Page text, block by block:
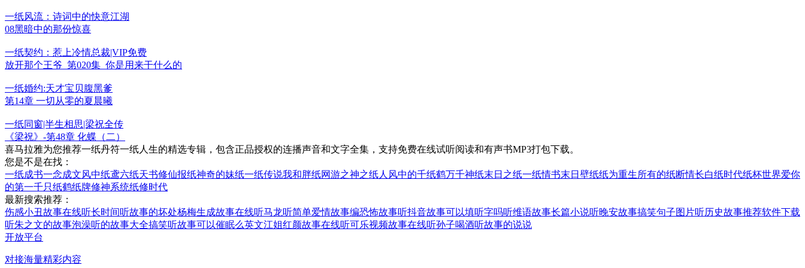
一纸风流：诗词中的快意江湖
08黑暗中的那份惊喜
一纸契约：惹上冷情总裁|VIP免费
放开那个王爷_第020集_你是用来干什么的
一纸婚约:天才宝贝腹黑爹
第14章 一切从零的夏晨曦
一纸同窗|半生相思|梁祝全传
《梁祝》-第48章 化蝶（二）
喜马拉雅为您推荐一纸丹符一纸人生的精选专辑，包含正品授权的连播声音和文字全集，支持免费在线试听阅读和有声书MP3打包下载。
您是不是在找：
一纸成书一念成文风中纸鸢六纸天书修仙报纸神奇的妹纸一纸传说我和胖纸网游之神之纸人 风中的千纸鹤万千神纸末日之纸一纸情书末日壁纸纸为重生所有的纸断情长白纸时代纸杯世界爱你
的第一千只纸鹤纸牌修神系统纸修时代
最新搜索推荐：
伤感小丑故事在线听长时间听故事的坏处杨梅生成故事在线听马龙听简单爱情故事编恐怖故事听抖音故事可以填听字吗听维语故事长篇小说听晚安故事搞笑句子图片听历史故事推荐软件下载
听朱之文的故事泡澡听的故事大全搞笑听故事可以催眠么英文江姐红颜故事在线听可乐视频故事在线听孙子喝酒听故事的说说
开放平台
对接海量精彩内容